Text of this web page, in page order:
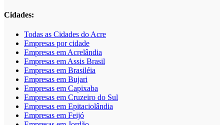
Cidades:
Todas as Cidades do Acre
Empresas por cidade
Empresas em Acrelândia
Empresas em Assis Brasil
Empresas em Brasiléia
Empresas em Bujari
Empresas em Capixaba
Empresas em Cruzeiro do Sul
Empresas em Epitaciolândia
Empresas em Feijó